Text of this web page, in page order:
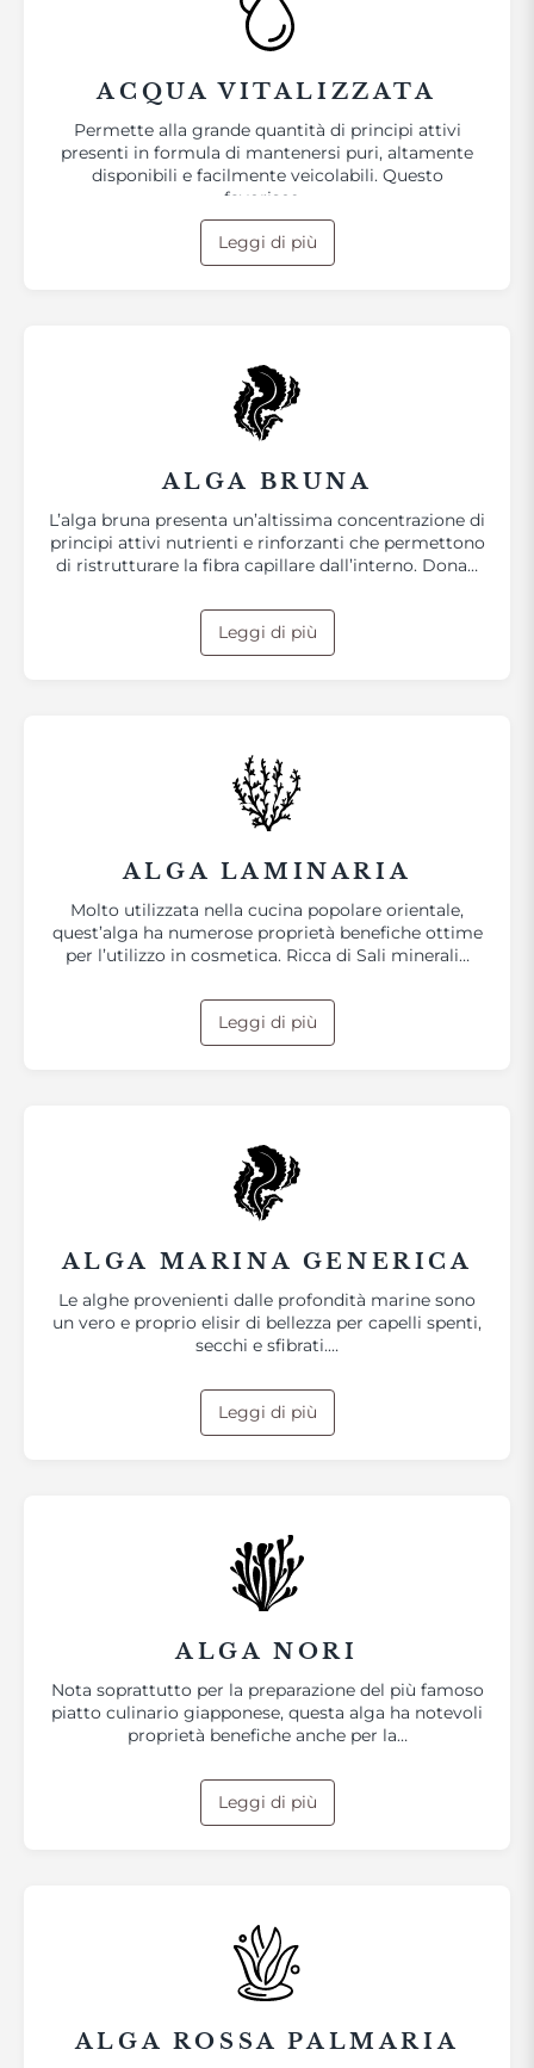
ACQUA VITALIZZATA
Permette alla grande quantità di principi attivi
presenti in formula di mantenersi puri, altamente
disponibili e facilmente veicolabili. Questo
favorisce…
Leggi di più
ALGA BRUNA
L’alga bruna presenta un’altissima concentrazione di
principi attivi nutrienti e rinforzanti che permettono
di ristrutturare la fibra capillare dall’interno. Dona…
Leggi di più
ALGA LAMINARIA
Molto utilizzata nella cucina popolare orientale,
quest’alga ha numerose proprietà benefiche ottime
per l’utilizzo in cosmetica. Ricca di Sali minerali…
Leggi di più
ALGA MARINA GENERICA
Le alghe provenienti dalle profondità marine sono
un vero e proprio elisir di bellezza per capelli spenti,
secchi e sfibrati.…
Leggi di più
ALGA NORI
Nota soprattutto per la preparazione del più famoso
piatto culinario giapponese, questa alga ha notevoli
proprietà benefiche anche per la…
Leggi di più
ALGA ROSSA PALMARIA